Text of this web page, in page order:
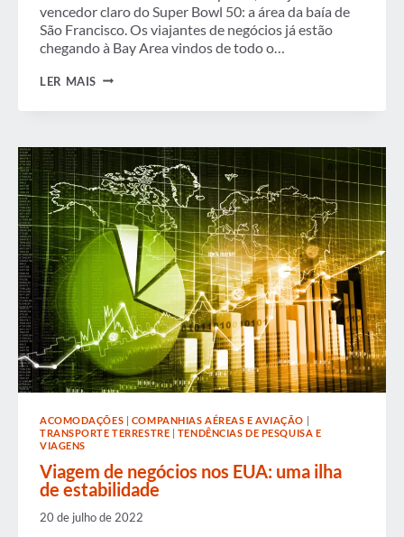
vencedor claro do Super Bowl 50: a área da baía de
São Francisco. Os viajantes de negócios já estão
chegando à Bay Area vindos de todo o…
LER MAIS O
A
CIDADE
ANFITRIÃ
ACOMODAÇÕES | COMPANHIAS AÉREAS E AVIAÇÃO |
TRANSPORTE TERRESTRE | TENDÊNCIAS DE PESQUISA E
VIAGENS
Viagem de negócios nos EUA: uma ilha
de estabilidade
20 de julho de 2022